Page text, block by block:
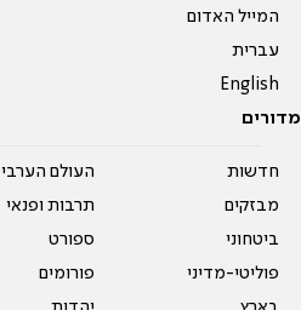
המייל האדום
עברית
English
מדורים
חדשות
מבזקים
ביטחוני
פוליטי-מדיני
העולם הערבי
תרבות ופנאי
ספורט
פורומים